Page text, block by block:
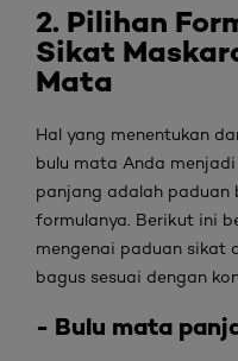
2. Pilihan
Sikat
Mata
Hal yang menentukan
bulu mata Anda
panjang adalah paduan
formulanya. Berikut ini
mengenai paduan sikat
bagus sesuai dengan
- Bulu mata